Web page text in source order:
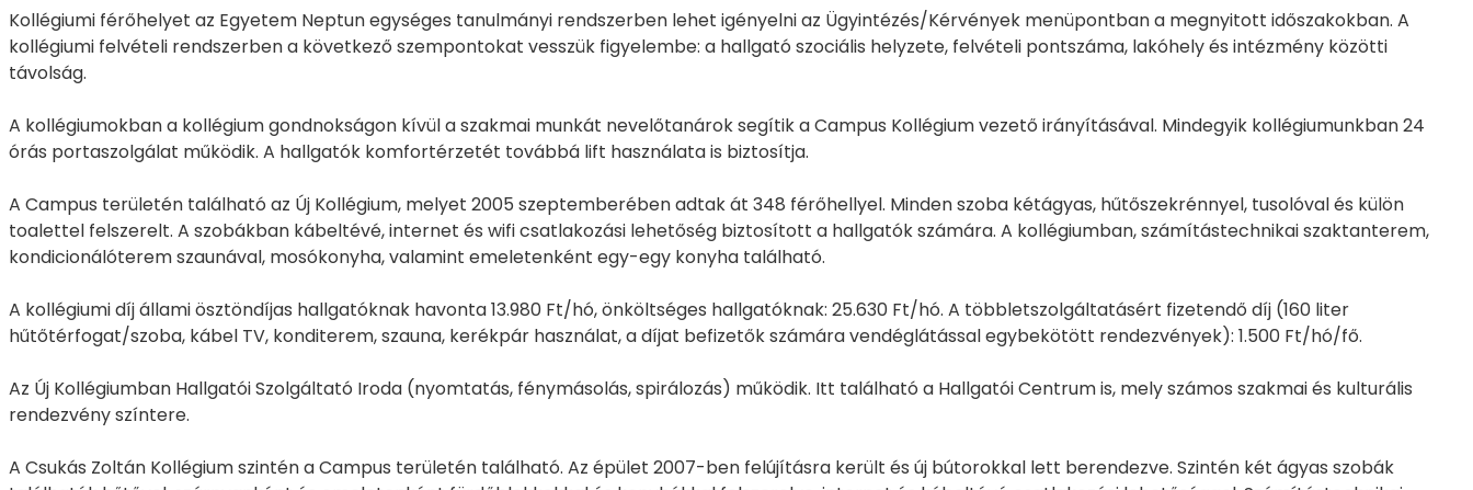
Kollégiumi férőhelyet az Egyetem Neptun egységes tanulmányi rendszerben lehet igényelni az Ügyintézés/Kérvények menüpontban a megnyitott időszakokban. A
kollégiumi felvételi rendszerben a következő szempontokat vesszük figyelembe: a hallgató szociális helyzete, felvételi pontszáma, lakóhely és intézmény közötti
távolság.
A kollégiumokban a kollégium gondnokságon kívül a szakmai munkát nevelőtanárok segítik a Campus Kollégium vezető irányításával. Mindegyik kollégiumunkban 24
órás portaszolgálat működik. A hallgatók komfortérzetét továbbá lift használata is biztosítja.
A Campus területén található az Új Kollégium, melyet 2005 szeptemberében adtak át 348 férőhellyel. Minden szoba kétágyas, hűtőszekrénnyel, tusolóval és külön
toalettel felszerelt. A szobákban kábeltévé, internet és wifi csatlakozási lehetőség biztosított a hallgatók számára. A kollégiumban, számítástechnikai szaktanterem,
kondicionálóterem szaunával, mosókonyha, valamint emeletenként egy-egy konyha található.
A kollégiumi díj állami ösztöndíjas hallgatóknak havonta 13.980 Ft/hó, önköltséges hallgatóknak: 25.630 Ft/hó. A többletszolgáltatásért fizetendő díj (160 liter
hűtőtérfogat/szoba, kábel TV, konditerem, szauna, kerékpár használat, a díjat befizetők számára vendéglátással egybekötött rendezvények): 1.500 Ft/hó/fő.
Az Új Kollégiumban Hallgatói Szolgáltató Iroda (nyomtatás, fénymásolás, spirálozás) működik. Itt található a Hallgatói Centrum is, mely számos szakmai és kulturális
rendezvény színtere.
A Csukás Zoltán Kollégium szintén a Campus területén található. Az épület 2007-ben felújításra került és új bútorokkal lett berendezve. Szintén két ágyas szobák